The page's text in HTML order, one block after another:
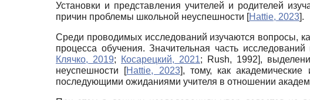
Установки и представления учителей и родителей
причин проблемы школьной неуспешности [Hattie, 2023].
Среди проводимых исследований изучаются вопросы,
процесса обучения. Значительная часть
Клячко, 2019; Косарецкий, 2021; Rush, 1992],
неуспешности
[Hattie, 2023], тому, как
последующими ожиданиями учителя в отношении